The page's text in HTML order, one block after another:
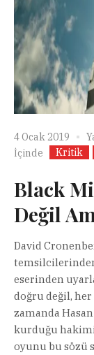
4 Ocak 2019
İçinde
Kritik
Black
Değil
David
eserinden
doğru değil, her
zamanda
kurduğu
oyunu bu sözü